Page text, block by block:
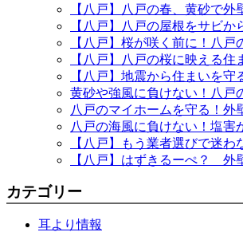
【八戸】八戸の春、黄砂で
【八戸】八戸の屋根をサビ
【八戸】桜が咲く前に！八
【八戸】八戸の桜に映える
【八戸】地震から住まいを
黄砂や強風に負けない！八
八戸のマイホームを守る！
八戸の海風に負けない！塩
【八戸】もう業者選びで迷
【八戸】はずきるーぺ？ 外
カテゴリー
耳より情報